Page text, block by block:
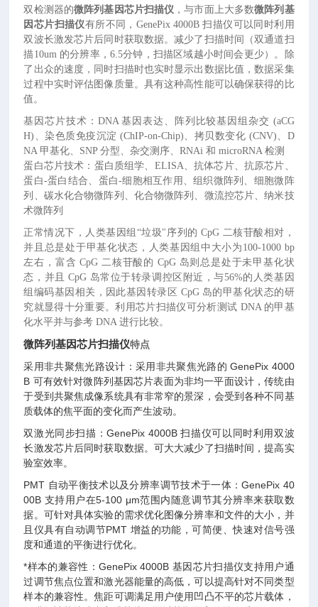
双检测器的微阵列基因芯片扫描仪 ，与市面上大多数微阵列基
因芯片扫描仪有所不同，GenePix 4000B 扫描仪可以同时利用
双波长激发芯片后同时获取数据。减少了扫描时间（双通道扫
描10um 的分辨率，6.5分钟，扫描区域越小时间会更少）。除
了出众的速度，同时扫描时也实时显示出数据比值，数据采集
过程中实时评估图像质量。具有这种高性能可以确保获得的比
值。
基因芯片技术：DNA 基因表达、阵列比较基因组杂交 (aCG
H)、染色质免疫沉淀 (ChIP-on-Chip)、拷贝数变化 (CNV)、D
NA 甲基化、SNP 分型、杂交测序、RNAi 和 microRNA 检测
蛋白芯片技术：蛋白质组学、ELISA、抗体芯片、抗原芯片、
蛋白-蛋白结合、蛋白-细胞相互作用、组织微阵列、细胞微阵
列、碳水化合物微阵列、化合物微阵列、微流控芯片、纳米技
术微阵列
正常情况下，人类基因组“垃圾"序列的 CpG 二核苷酸相对，
并且总是处于甲基化状态，人类基因组中大小为100-1000 bp
左右，富含 CpG 二核苷酸的 CpG 岛则总是处于未甲基化状
态，并且 CpG 岛常位于转录调控区附近，与56%的人类基因
组编码基因相关，因此基因转录区 CpG 岛的甲基化状态的研
究就显得十分重要。利用芯片扫描仪可分析测试 DNA 的甲基
化水平并与参考 DNA 进行比较。
微阵列基因芯片扫描仪特点
采用非共聚焦光路设计：采用非共聚焦光路的 GenePix 4000
B 可有效针对微阵列基因芯片表面为非均一平面设计，传统由
于受到共聚焦成像系统具有非常窄的景深，会受到各种不同基
质载体的焦平面的变化而产生波动。
双激光同步扫描：GenePix 4000B 扫描仪可以同时利用双波
长激发芯片后同时获取数据。可大大减少了扫描时间，提高实
验室效率。
PMT 自动平衡技术以及分辨率调节技术于一体：GenePix 40
00B 支持用户在5-100 μm范围内随意调节其分辨率来获取数
据。可针对具体实验的需求优化图像分辨率和文件的大小，并
且仪具有自动调节PMT 增益的功能，可简便、快速对信号强
度和通道的平衡进行优化。
*样本的兼容性：GenePix 4000B 基因芯片扫描仪支持用户通
过调节焦点位置和激光器能量的高低，可以提高针对不同类型
样本的兼容性。焦距可调满足用户使用凹凸不平的芯片载体，